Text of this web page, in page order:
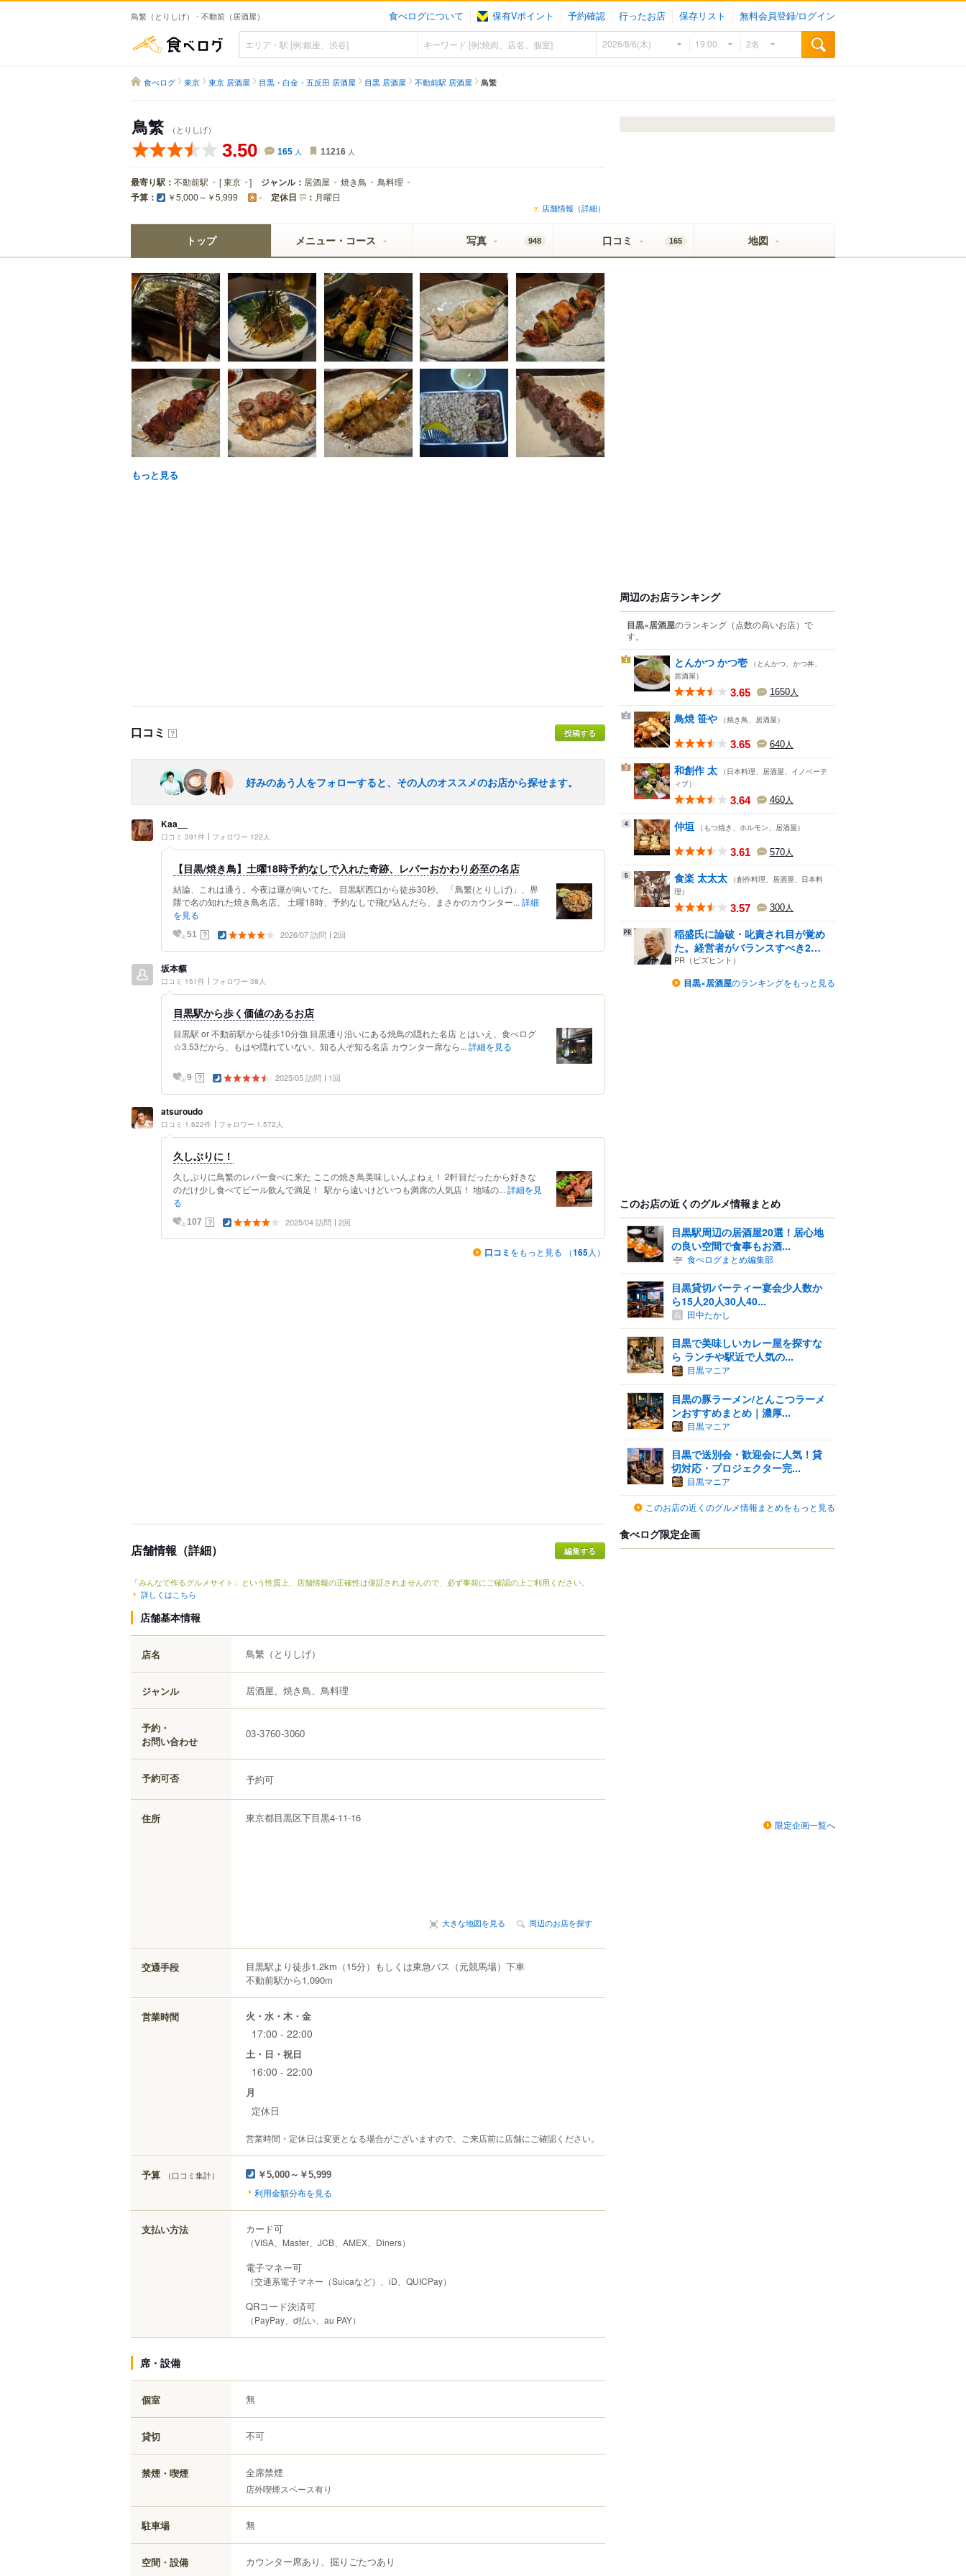
鳥繁（とりしげ） - 不動前（居酒屋） 食べログについて 保有Vポイント 予約確認 行ったお店 保存リスト 無料会員登録/ログイン
食べログ
食べログ 東京 東京 居酒屋 目黒・白金・五反田 居酒屋 目黒 居酒屋 不動前駅 居酒屋 鳥繁
鳥繁 （とりしげ）
3.50 165 人 11216 人
最寄り駅： 不動前駅 [東京 ] ジャンル： 居酒屋 焼き鳥 鳥料理
予算： ￥5,000～￥5,999 - 定休日 ： 月曜日
店舗情報（詳細）
トップ メニュー・コース 写真 948 口コミ 165 地図
もっと見る
口コミ ？ 投稿する
好みのあう人をフォローすると、その人のオススメのお店から探せます。
Kaa__
口コミ 391件 フォロワー 122人
【目黒/焼き鳥】土曜18時予約なしで入れた奇跡、レバーおかわり必至の名店
結論、これは通う。今夜は運が向いてた。 目黒駅西口から徒歩30秒。 「鳥繁(とりしげ)」、界
隈で名の知れた焼き鳥名店。 土曜18時、予約なしで飛び込んだら、まさかのカウンター... 詳細
を見る
51 ？ 2026/07 訪問 2回
坂本貘
口コミ 151件 フォロワー 38人
目黒駅から歩く価値のあるお店
目黒駅 or 不動前駅から徒歩10分強 目黒通り沿いにある焼鳥の隠れた名店 とはいえ、食べログ
☆3.53だから、もはや隠れていない、知る人ぞ知る名店 カウンター席なら... 詳細を見る
9 ？ 2025/05 訪問 1回
atsuroudo
口コミ 1,622件 フォロワー 1,572人
久しぶりに！
久しぶりに鳥繁のレバー食べに来た ここの焼き鳥美味しいんよねぇ！ 2軒目だったから好きな
のだけ少し食べてビール飲んで満足！ ⁡ 駅から遠いけどいつも満席の人気店！ 地域の... 詳細を見
る
107 ？ 2025/04 訪問 2回
口コミ をもっと見る （165人）
店舗情報（詳細）
「みんなで作るグルメサイト」という性質上、店舗情報の正確性は保証されませんので、必ず事前にご確認の上ご利用ください。
詳しくはこちら
店舗基本情報
店名 鳥繁 （とりしげ）
ジャンル 居酒屋、焼き鳥、鳥料理
予約・
お問い合わせ
03-3760-3060
予約可否 予約可
住所 東京都目黒区下目黒4-11-16
大きな地図を見る 周辺のお店を探す
交通手段
目黒駅より徒歩1.2km（15分）もしくは東急バス（元競馬場）下車
不動前駅から1,090m
営業時間 火・水・木・金
17:00 - 22:00
土・日・祝日
16:00 - 22:00
月
定休日
営業時間・定休日は変更となる場合がございますので、ご来店前に店舗にご確認ください。
予算 （口コミ集計） ￥5,000～￥5,999
利用金額分布を見る
支払い方法 カード可
（VISA、Master、JCB、AMEX、Diners）
電子マネー可
（交通系電子マネー（Suicaなど）、iD、QUICPay）
QRコード決済可
（PayPay、d払い、au PAY）
席・設備
個室 無
貸切 不可
禁煙・喫煙 全席禁煙
店外喫煙スペース有り
駐車場 無
空間・設備 カウンター席あり、掘りごたつあり
周辺のお店ランキング
目黒×居酒屋のランキング （点数の高いお店） で
す。
1 とんかつ かつ壱 （とんかつ、かつ丼、
居酒屋）
3.65 1650人
2 鳥焼 笹や （焼き鳥、居酒屋）
3.65 640人
3 和創作 太 （日本料理、居酒屋、イノベーテ
ィブ）
3.64 460人
4 仲垣 （もつ焼き、ホルモン、居酒屋）
3.61 570人
5 食楽 太太太 （創作料理、居酒屋、日本料
理）
3.57 300人
稲盛氏に論破・叱責され目が覚め
た。経営者がバランスすべき2
つ...
PR（ビズヒント）
目黒×居酒屋のランキングをもっと見る
このお店の近くのグルメ情報まとめ
目黒駅周辺の居酒屋20選！居心地
の良い空間で食事もお酒...
食べログまとめ編集部
目黒貸切パーティー宴会少人数か
ら15人20人30人40...
田中たかし
目黒で美味しいカレー屋を探すな
ら ランチや駅近で人気の...
目黒マニア
目黒の豚ラーメン/とんこつラーメ
ンおすすめまとめ｜濃厚...
目黒マニア
目黒で送別会・歓迎会に人気！貸
切対応・プロジェクター完...
目黒マニア
このお店の近くのグルメ情報まとめをもっと見る
食べログ限定企画
限定企画一覧へ